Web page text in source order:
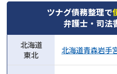
ツナグ債務整理で
弁護士・司法
北海道
東北
北海道青森岩手